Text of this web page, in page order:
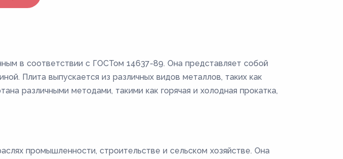
в соответствии с ГОСТом 14637-89. Она представляет собой
Плита выпускается из различных видов металлов, таких как
различными методами, такими как горячая и холодная прокатка,
промышленности, строительстве и сельском хозяйстве. Она